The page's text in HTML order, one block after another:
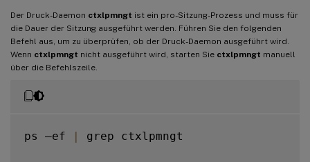
Der Druck-Daemon ctxlpmngt ist ein pro-Sitzung-Prozess und muss für
die Dauer der Sitzung ausgeführt werden. Führen Sie den folgenden
Befehl aus, um zu überprüfen, ob der Druck-Daemon ausgeführt wird.
Wenn ctxlpmngt nicht ausgeführt wird, starten Sie ctxlpmngt manuell
über die Befehlszeile.
ps –ef | grep ctxlpmngt